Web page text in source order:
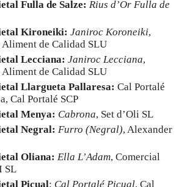
Fulla de Salze: Rius d’Or Fulla de
Kironeiki: Janiroc Koroneiki,
de Calidad SLU
Lecciana: Janiroc Lecciana,
de Calidad SLU
Llargueta Pallaresa: Cal Portalé
Cal Portalé SCP
Menya: Cabrona, Set d’Oli SL
Negral: Furro (Negral), Alexander
Oliana: Ella L’Adam, Comercial
SL
Picual: Cal Portalé Picual, Cal